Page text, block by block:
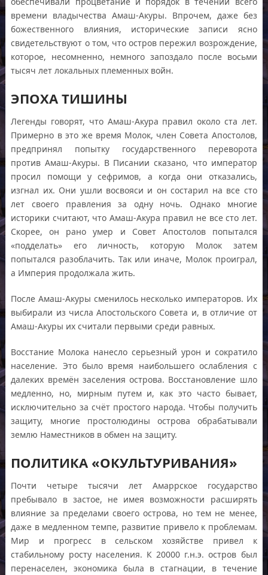
времени владычества Амаш-Акуры. Впрочем, даже без
божественного влияния, исторические записи ясно
свидетельствуют о том, что остров пережил возрождение,
которое, несомненно, немного запоздало после восьми
тысяч лет локальных племенных войн.
ЭПОХА ТИШИНЫ
Легенды говорят, что Амаш-Акура правил около ста лет.
Примерно в это же время Молок, член Совета Апостолов,
предпринял попытку государственного переворота
против Амаш-Акуры. В Писании сказано, что император
просил помощи у сефримов, а когда они отказались,
изгнал их. Они ушли восвояси и он состарил на все сто
лет своего правления за одну ночь. Однако многие
историки считают, что Амаш-Акура правил не все сто лет.
Скорее, он рано умер и Совет Апостолов попытался
«подделать» его личность, которую Молок затем
попытался разоблачить. Так или иначе, Молок проиграл,
а Империя продолжала жить.
После Амаш-Акуры сменилось несколько императоров. Их
выбирали из числа Апостольского Совета и, в отличие от
Амаш-Акуры их считали первыми среди равных.
Восстание Молока нанесло серьезный урон и сократило
население. Это было время наибольшего ослабления с
далеких времён заселения острова. Восстановление шло
медленно, но, мирным путем и, как это часто бывает,
исключительно за счёт простого народа. Чтобы получить
защиту, многие простолюдины острова обрабатывали
землю Наместников в обмен на защиту.
ПОЛИТИКА «ОКУЛЬТУРИВАНИЯ»
Почти четыре тысячи лет Амаррcкое государство
пребывало в застое, не имея возможности расширять
влияние за пределами своего острова, но тем не менее,
даже в медленном темпе, развитие привело к проблемам.
Мир и прогресс в сельском хозяйстве привел к
стабильному росту населения. К 20000 г.н.э. остров был
перенаселен, экономика была в стагнации, в течение